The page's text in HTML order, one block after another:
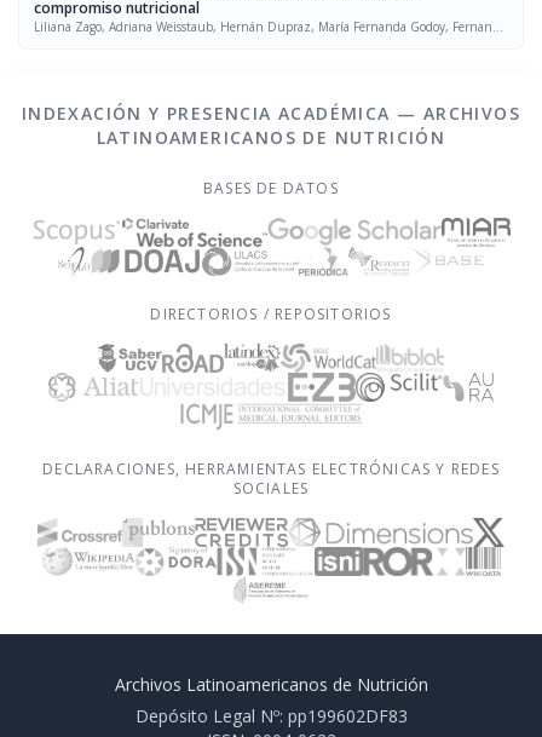
compromiso nutricional
Liliana Zago, Adriana Weisstaub, Hernán Dupraz, María Fernanda Godoy, Fernando
INDEXACIÓN Y PRESENCIA ACADÉMICA — ARCHIVOS
LATINOAMERICANOS DE NUTRICIÓN
BASES DE DATOS
DIRECTORIOS / REPOSITORIOS
DECLARACIONES, HERRAMIENTAS ELECTRÓNICAS Y REDES
SOCIALES
Archivos Latinoamericanos de Nutrición
Depósito Legal Nº: pp199602DF83